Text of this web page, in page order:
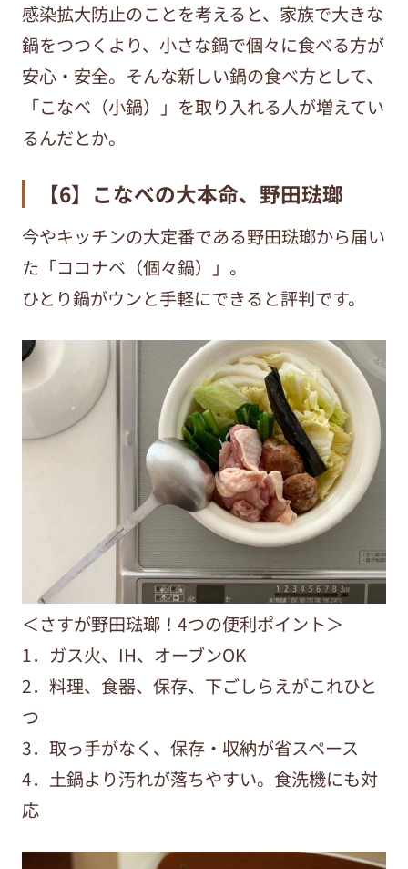
感染拡大防止のことを考えると、家族で大きな
鍋をつつくより、小さな鍋で個々に食べる方が
安心・安全。そんな新しい鍋の食べ方として、
「こなべ（小鍋）」を取り入れる人が増えてい
るんだとか。
【6】こなべの大本命、野田琺瑯
今やキッチンの大定番である野田琺瑯から届い
た「ココナベ（個々鍋）」。
ひとり鍋がウンと手軽にできると評判です。
＜さすが野田琺瑯！4つの便利ポイント＞
1．ガス火、IH、オーブンOK
2．料理、食器、保存、下ごしらえがこれひと
つ
3．取っ手がなく、保存・収納が省スペース
4．土鍋より汚れが落ちやすい。食洗機にも対
応